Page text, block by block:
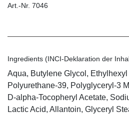
Art.-Nr. 7046
Ingredients (INCI-Deklaration der
Aqua, Butylene Glycol,
Polyurethane-39, Polyglyceryl-3
D-alpha-Tocopheryl Acetate,
Lactic Acid, Allantoin, Glyceryl